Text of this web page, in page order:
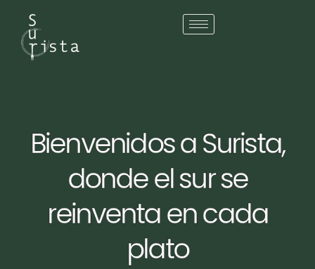
Bienvenidos a Surista,
donde el sur se
reinventa en cada
plato